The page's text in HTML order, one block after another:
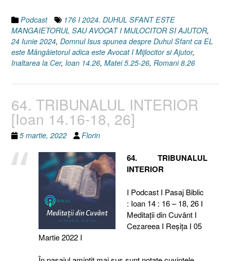
8.26]
24
Iunie
2024”
Podcast
176 I 2024. DUHUL SFANT ESTE
MANGAIETORUL SAU AVOCAT I MIJLOCITOR SI AJUTOR,
24 Iunie 2024, Domnul Isus spunea despre Duhul Sfant ca EL
este Mângâietorul adica este Avocat I Mijlocitor si Ajutor,
Inaltarea la Cer, Ioan 14.26, Matei 5.25-26, Romani 8.26
64. TRIBUNALUL INTERIOR
[Ioan 14.16-18, 26]
5 martie, 2022 Florin
64. TRIBUNALUL
INTERIOR
I Podcast I Pasaj Biblic
: Ioan 14 : 16 – 18, 26 I
Meditaţii din Cuvânt I
Cezareea I Reşiţa I 05
Martie 2022 I